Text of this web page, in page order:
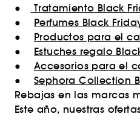
●
Tratamiento Black
● Perfumes Black
● Productos para el
● Estuches regalo
● Accesorios para el
● Sephora Collection
Rebajas en las marcas
Este año, nuestras